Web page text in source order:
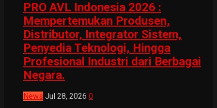
PRO AVL Indonesia 2026 :
Mempertemukan Produsen,
Distributor, Integrator Sistem,
Penyedia Teknologi, Hingga
Profesional Industri dari Berbagai
Negara.
News Jul 28, 2026 0